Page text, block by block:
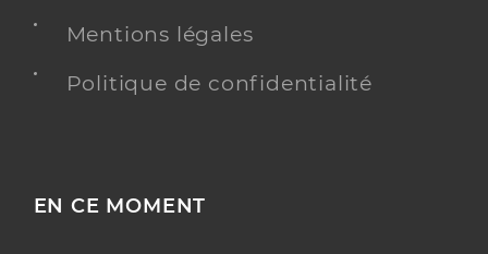
Mentions légales
Politique de confidentialité
EN CE MOMENT